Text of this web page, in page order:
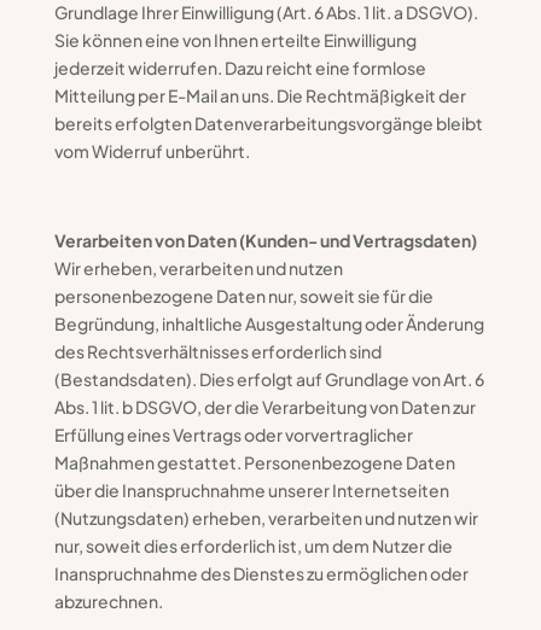
Grundlage Ihrer Einwilligung (Art. 6 Abs. 1 lit. a DSGVO).
Sie können eine von Ihnen erteilte Einwilligung
jederzeit widerrufen. Dazu reicht eine formlose
Mitteilung per E-Mail an uns. Die Rechtmäßigkeit der
bereits erfolgten Datenverarbeitungsvorgänge bleibt
vom Widerruf unberührt.
Verarbeiten von Daten (Kunden- und Vertragsdaten)
Wir erheben, verarbeiten und nutzen
personenbezogene Daten nur, soweit sie für die
Begründung, inhaltliche Ausgestaltung oder Änderung
des Rechtsverhältnisses erforderlich sind
(Bestandsdaten). Dies erfolgt auf Grundlage von Art. 6
Abs. 1 lit. b DSGVO, der die Verarbeitung von Daten zur
Erfüllung eines Vertrags oder vorvertraglicher
Maßnahmen gestattet. Personenbezogene Daten
über die Inanspruchnahme unserer Internetseiten
(Nutzungsdaten) erheben, verarbeiten und nutzen wir
nur, soweit dies erforderlich ist, um dem Nutzer die
Inanspruchnahme des Dienstes zu ermöglichen oder
abzurechnen.